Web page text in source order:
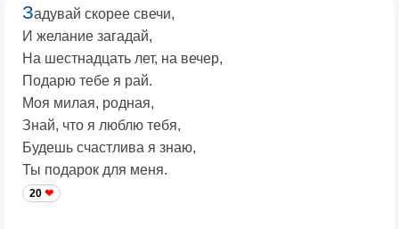
Задувай скорее свечи,
И желание загадай,
На шестнадцать лет, на вечер,
Подарю тебе я рай.
Моя милая, родная,
Знай, что я люблю тебя,
Будешь счастлива я знаю,
Ты подарок для меня.
20